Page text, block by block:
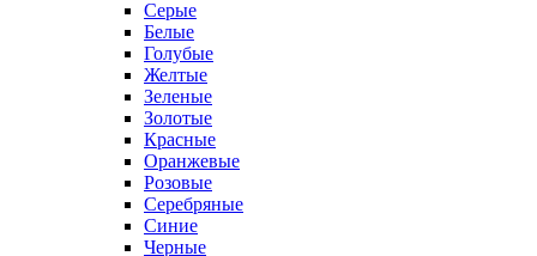
Серые
Белые
Голубые
Желтые
Зеленые
Золотые
Красные
Оранжевые
Розовые
Серебряные
Синие
Черные